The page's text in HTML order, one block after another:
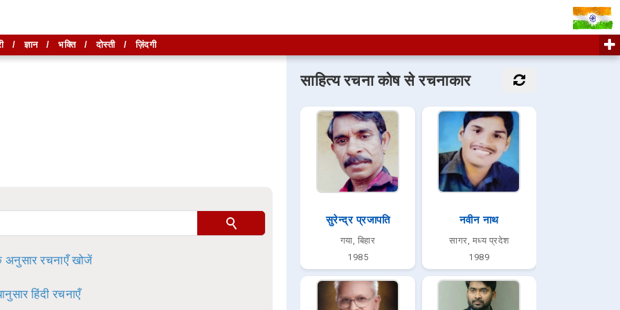
अनुसार रचनाएँ खोजें
हिंदी रचनाएँ
साहित्य रचना कोष से रचनाकार
सुरेन्द्र प्रजापति
गया, बिहार
1985
नवीन नाथ
सागर, मध्य प्रदेश
1989
खोजें
/ज्ञान/ भक्ति/दोस्ती/ज़िंदगी
है।